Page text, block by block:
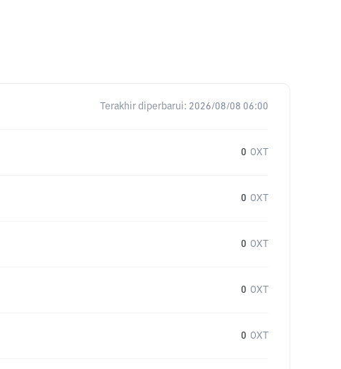
Terakhir diperbarui: 2026/08/08 06:00
0 OXT
0 OXT
0 OXT
0 OXT
0 OXT